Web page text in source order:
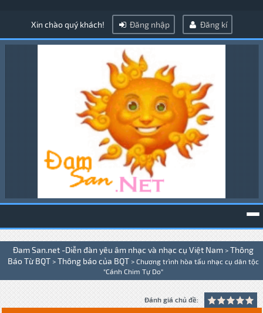
Xin chào quý khách! Đăng nhập Đăng kí
Đam San.net -Diễn đàn yêu âm nhạc và nhạc cụ Việt Nam > Thông
Báo Từ BQT > Thông báo của BQT > Chương trình hòa tấu nhạc cụ dân tộc
"Cánh Chim Tự Do"
Đánh giá chủ đề: